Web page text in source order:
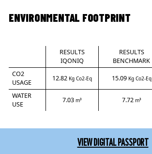
ENVIRONMENTAL FOOTPRINT
RESULTS
IQONIQ
RESULTS
BENCHMARK
CO2
USAGE
12.82 Kg Co2-Eq 15.09 Kg Co2-Eq
WATER
USE
7.03 m³ 7.72 m³
VIEW DIGITAL PASSPORT